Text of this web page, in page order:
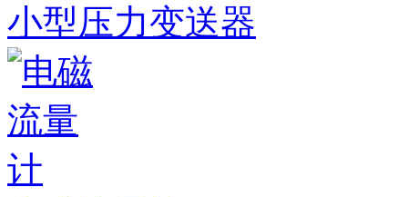
小型压力变送器